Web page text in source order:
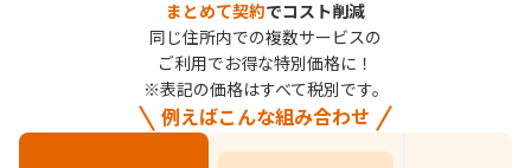
まとめて契約でコスト削減
同じ住所内での複数サービスの
ご利用でお得な特別価格に！
※表記の価格はすべて税別です。
例えばこんな組み合わせ